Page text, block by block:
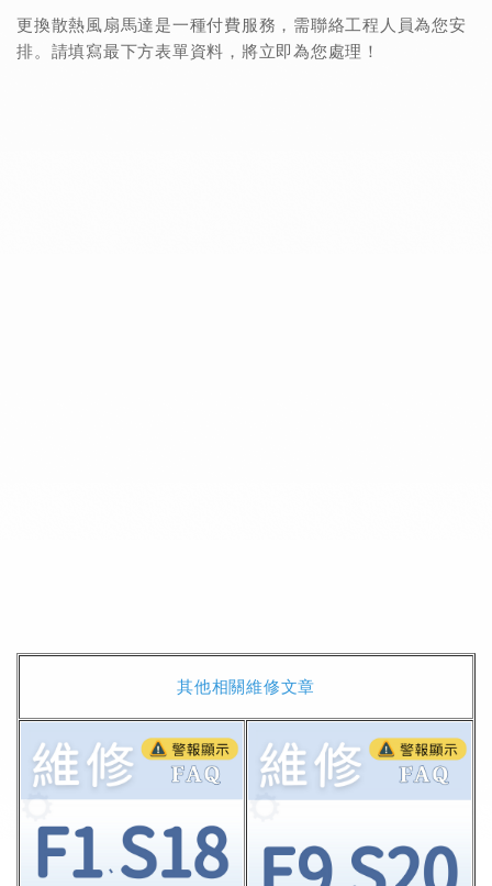
更換散熱風扇馬達是一種付費服務，需聯絡工程人員為您安
排。請填寫最下方表單資料，將立即為您處理！
其他相關維修文章